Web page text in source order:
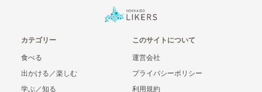
カテゴリー
食べる
出かける／楽しむ
学ぶ／知る
このサイトについて
運営会社
プライバシーポリシー
利用規約